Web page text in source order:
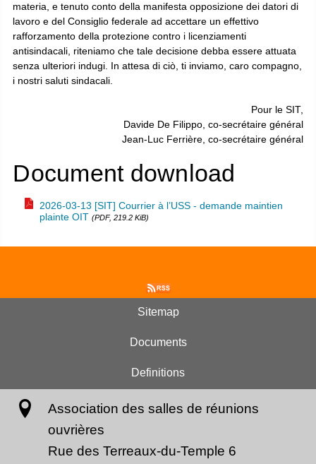
materia, e tenuto conto della manifesta opposizione dei datori di
lavoro e del Consiglio federale ad accettare un effettivo
rafforzamento della protezione contro i licenziamenti
antisindacali, riteniamo che tale decisione debba essere attuata
senza ulteriori indugi. In attesa di ciò, ti inviamo, caro compagno,
i nostri saluti sindacali.
Pour le SIT,
Davide De Filippo, co-secrétaire général
Jean-Luc Ferrière, co-secrétaire général
Document download
2026-03-13 [SIT] Courrier à l’USS - demande maintien
plainte OIT (PDF, 219.2 KiB)
Sitemap
Documents
Definitions
Association des salles de réunions
ouvrières
Rue des Terreaux-du-Temple 6